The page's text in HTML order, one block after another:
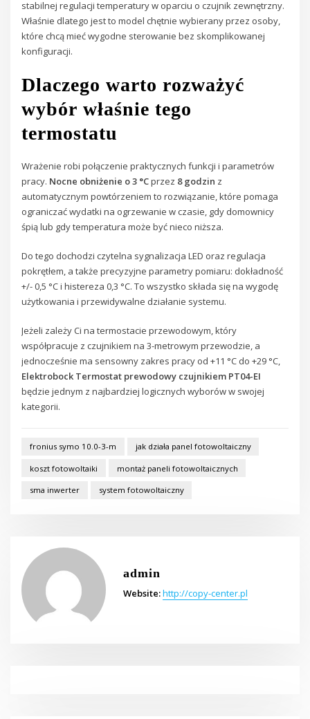
stabilnej regulacji temperatury w oparciu o czujnik zewnętrzny.
Właśnie dlatego jest to model chętnie wybierany przez osoby,
które chcą mieć wygodne sterowanie bez skomplikowanej
konfiguracji.
Dlaczego warto rozważyć
wybór właśnie tego
termostatu
Wrażenie robi połączenie praktycznych funkcji i parametrów
pracy. Nocne obniżenie o 3 °Cprzez 8 godzin z
automatycznym powtórzeniem to rozwiązanie, które pomaga
ograniczać wydatki na ogrzewanie w czasie, gdy domownicy
śpią lub gdy temperatura może być nieco niższa.
Do tego dochodzi czytelna sygnalizacja LED oraz regulacja
pokrętłem, a także precyzyjne parametry pomiaru: dokładność
+/- 0,5 °C i histereza 0,3 °C. To wszystko składa się na wygodę
użytkowania i przewidywalne działanie systemu.
Jeżeli zależy Ci na termostacie przewodowym, który
współpracuje z czujnikiem na 3-metrowym przewodzie, a
jednocześnie ma sensowny zakres pracy od +11 °C do +29 °C,
Elektrobock Termostat prewodowy czujnikiem PT04-EI
będzie jednym z najbardziej logicznych wyborów w swojej
kategorii.
fronius symo 10.0-3-m jak działa panel fotowoltaiczny
koszt fotowoltaiki montaż paneli fotowoltaicznych
sma inwerter system fotowoltaiczny
admin
Website:http://copy-center.pl